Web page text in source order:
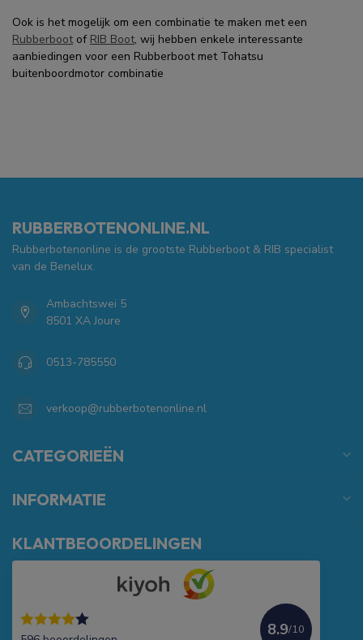
Ook is het mogelijk om een combinatie te maken met een
Rubberbootof RIB Boot, wij hebben enkele interessante
aanbiedingen voor een Rubberboot met Tohatsu
buitenboordmotor combinatie
RUBBERBOTENONLINE.NL
Rubberbotenonline is de grootste Rubberboot & RIB specialist
van de Benelux.
Ambachtswei 5
8501 XA Joure
0513-785550
verkoop@rubberbotenonline.nl
CATEGORIEËN
INFORMATIE
KLANTBEOORDELINGEN
8.9/10